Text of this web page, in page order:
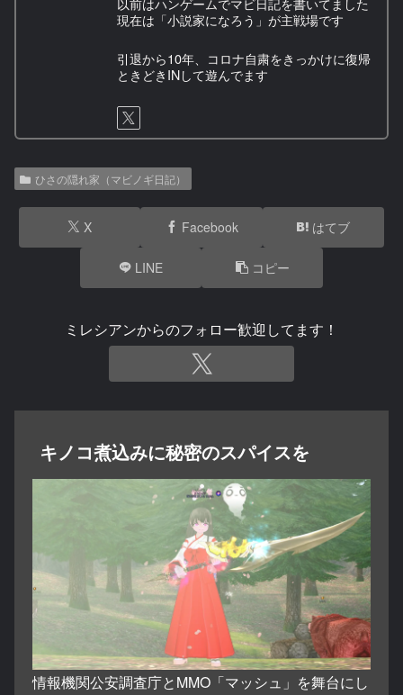
現在は「小説家になろう」が主戦場です
引退から10年、コロナ自粛をきっかけに復帰
ときどきINして遊んでます
ひさの隠れ家（マビノギ日記）
X Facebook はてブ
LINE コピー
ミレシアンからのフォロー歓迎してます！
キノコ煮込みに秘密のスパイスを
情報機関公安調査庁とMMO「マッシュ」を舞台にし